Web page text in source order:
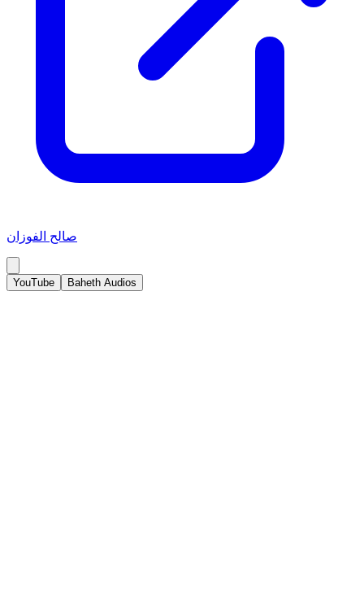
صالح الفوزان
YouTube Baheth Audios